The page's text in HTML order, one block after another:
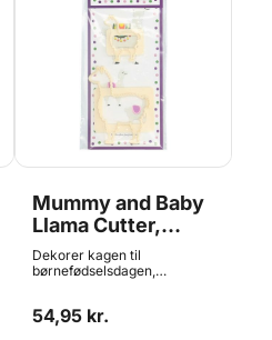
Mummy and Baby
Llama Cutter,
FMM
Dekorer kagen til
børnefødselsdagen,
sæt fra FMM. Udstikkerne
54,95 kr.